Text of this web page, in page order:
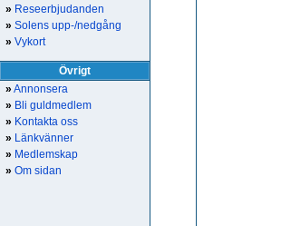
» Reseerbjudanden
» Solens upp-/nedgång
» Vykort
Övrigt
» Annonsera
» Bli guldmedlem
» Kontakta oss
» Länkvänner
» Medlemskap
» Om sidan